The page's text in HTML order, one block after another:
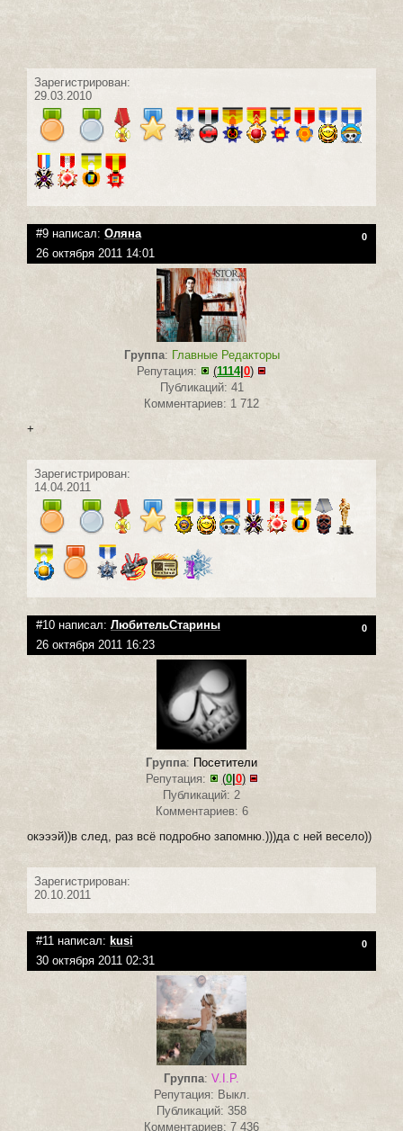
Зарегистрирован:
29.03.2010
#9 написал: Оляна 0
26 октября 2011 14:01
Группа: Главные Редакторы
Репутация:
(1114|0)
Публикаций: 41
Комментариев: 1 712
+
Зарегистрирован:
14.04.2011
#10 написал: ЛюбительСтарины 0
26 октября 2011 16:23
Группа: Посетители
Репутация:
(0|0)
Публикаций: 2
Комментариев: 6
окэээй))в след, раз всё подробно запомню.)))да с ней весело))
Зарегистрирован:
20.10.2011
#11 написал: kusi 0
30 октября 2011 02:31
Группа: V.I.P.
Репутация: Выкл.
Публикаций: 358
Комментариев: 7 436